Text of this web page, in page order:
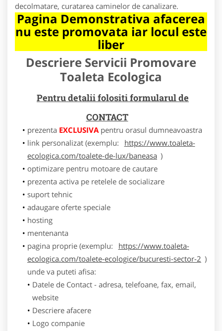
decolmatare, curatarea caminelor de canalizare.
Pagina Demonstrativa afacerea
nu este promovata iar locul este
liber
Descriere Servicii Promovare
Toaleta Ecologica
Pentru detalii folositi formularul de
CONTACT
prezenta EXCLUSIVApentru orasul dumneavoastra
link personalizat (exemplu:
https://www.toaleta-
ecologica.com/toalete-de-lux/baneasa )
optimizare pentru motoare de cautare
prezenta activa pe retelele de socializare
suport tehnic
adaugare oferte speciale
hosting
mentenanta
pagina proprie (exemplu:
https://www.toaleta-
ecologica.com/toalete-ecologice/bucuresti-sector-2 )
unde va puteti afisa:
Datele de Contact - adresa, telefoane, fax, email,
website
Descriere afacere
Logo companie